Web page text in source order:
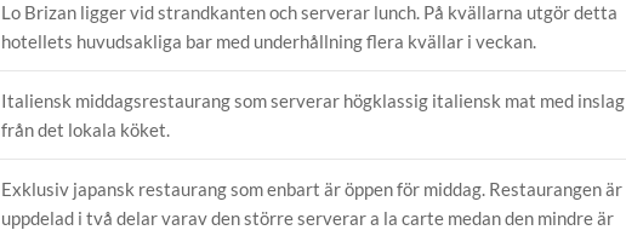
Lo Brizan ligger vid strandkanten och serverar lunch. På kvällarna utgör detta
hotellets huvudsakliga bar med underhållning flera kvällar i veckan.
Italiensk middagsrestaurang som serverar högklassig italiensk mat med inslag
från det lokala köket.
Exklusiv japansk restaurang som enbart är öppen för middag. Restaurangen är
uppdelad i två delar varav den större serverar a la carte medan den mindre är